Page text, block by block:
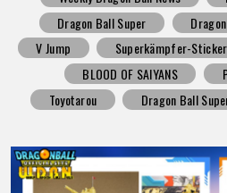
Dragon Ball Super
V Jump
Superkämpfer-
BLOOD OF SAIYANS
Toyotarou
Dragon Ball